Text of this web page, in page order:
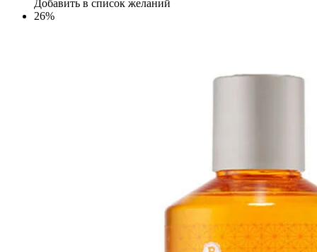
Добавить в список желаний
26%